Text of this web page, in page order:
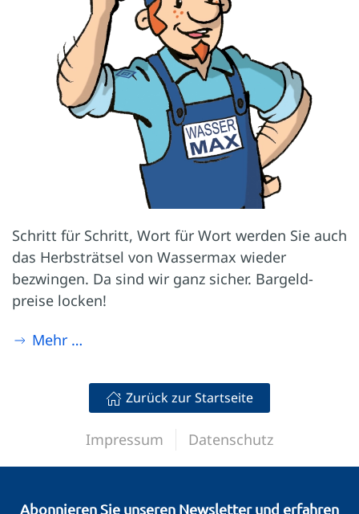
Schritt für Schritt, Wort für Wort werden Sie auch
das Herbst­rätsel von Wassermax wieder
bezwingen. Da sind wir ganz sicher. Bargeld­
preise locken!
Mehr …
Zurück zur Startseite
Impressum Datenschutz
Abonnieren Sie unseren Newsletter und erfahren